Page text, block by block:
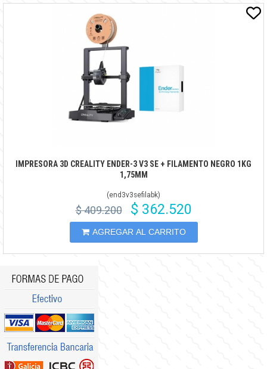
IMPRESORA 3D CREALITY ENDER-3 V3 SE + FILAMENTO NEGRO 1KG
1,75MM
(end3v3sefilabk)
$ 409.200 $ 362.520
AGREGAR AL CARRITO